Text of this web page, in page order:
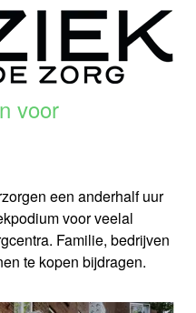
voor
een anderhalf uur
voor veelal
Familie, bedrijven
te kopen bijdragen.